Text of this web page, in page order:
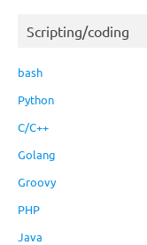
Scripting/coding
bash
Python
C/C++
Golang
Groovy
PHP
Java